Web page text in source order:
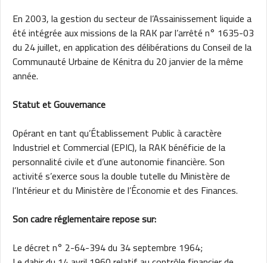
En 2003, la gestion du secteur de l’Assainissement liquide a
été intégrée aux missions de la RAK par l’arrêté n° 1635-03
du 24 juillet, en application des délibérations du Conseil de la
Communauté Urbaine de Kénitra du 20 janvier de la même
année.
Statut et Gouvernance
Opérant en tant qu’Établissement Public à caractère
Industriel et Commercial (EPIC), la RAK bénéficie de la
personnalité civile et d’une autonomie financière. Son
activité s’exerce sous la double tutelle du Ministère de
l’Intérieur et du Ministère de l’Économie et des Finances.
Son cadre réglementaire repose sur:
Le décret n° 2-64-394 du 34 septembre 1964;